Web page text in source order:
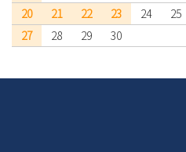
20
21 22 23 24 25
27
28 29 30